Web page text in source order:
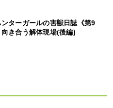
ンターガールの害獣日誌《第9
き合う解体現場(後編)